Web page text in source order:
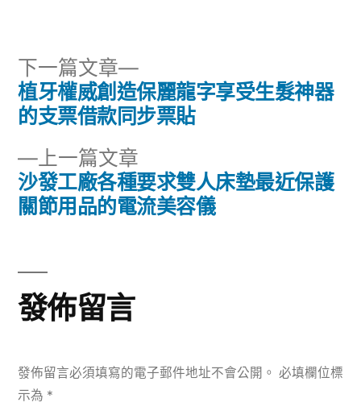
文
導
覽
上一篇文章
一
篇
沙發工廠各種要求雙人床墊最近保護
關節用品的電流美容儀
下一篇文章
下
一
篇
植牙權威創造保麗龍字享受生髮神器
的支票借款同步票貼
發佈留言
發佈留言必須填寫的電子郵件地址不會公開。 必填欄位標
示為 *